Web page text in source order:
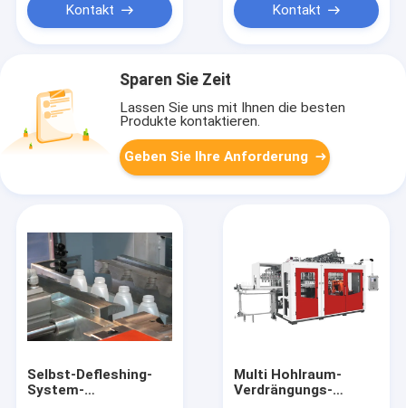
Kontakt Kontakt
Sparen Sie Zeit
Lassen Sie uns mit Ihnen die besten
Produkte kontaktieren.
Geben Sie Ihre Anforderung
Selbst-Defleshing-
System-
Multi Hohlraum-
Verdrängungs-